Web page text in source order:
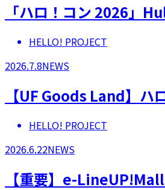
「ハロ！コン 2026」
HELLO! PROJECT
2026.7.8NEWS
【UF Goods Land】ハ
HELLO! PROJECT
2026.6.22NEWS
【重要】e-